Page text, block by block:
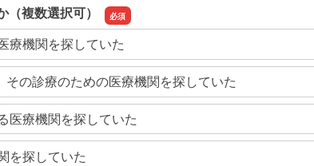
複数選択可）
療機関を探していた
の診療のための医療機関を探していた
医療機関を探していた
を探していた